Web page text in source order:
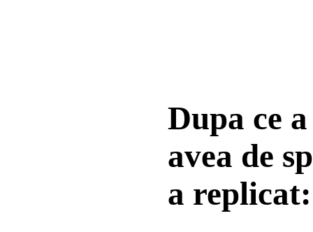
Dupa ce
avea de
a